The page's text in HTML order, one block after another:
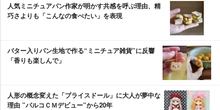
人気ミニチュアパン作家が明かす共感を呼ぶ理由、精
巧さよりも「こんなの食べたい」を表現
バター入りパン生地で作る“ミニチュア雑貨”に反響
「香りも楽しんで」
人形の概念変えた「ブライスドール」に大人が夢中な
理由 ”パルコＣＭデビュー”から20年